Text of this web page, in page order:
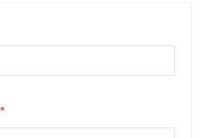
*